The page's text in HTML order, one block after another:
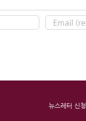
뉴스레터 신청